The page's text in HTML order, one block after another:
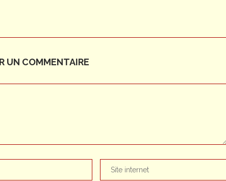
UN COMMENTAIRE